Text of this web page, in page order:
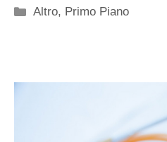
Categorie
Altro, Primo Piano